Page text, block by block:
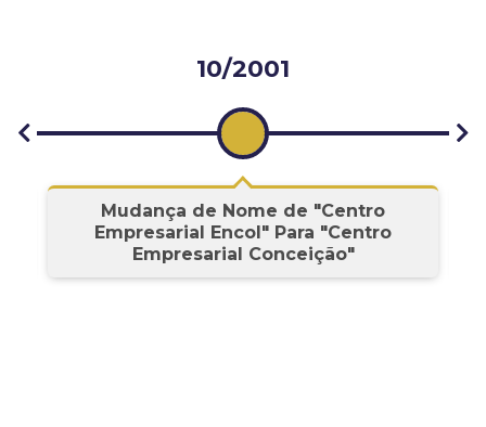
10/2001
Mudança de Nome de "Centro
Empresarial Encol" Para "Centro
Empresarial Conceição"